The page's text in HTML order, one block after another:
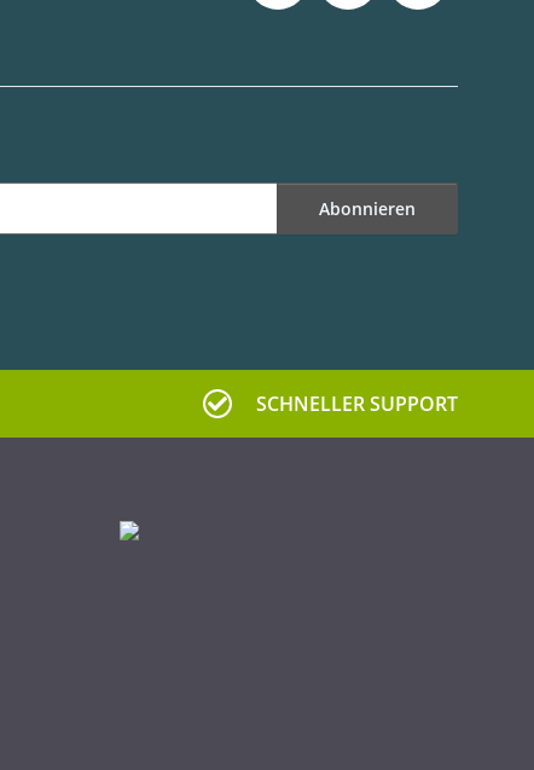
Abonnieren
SCHNELLER SUPPORT